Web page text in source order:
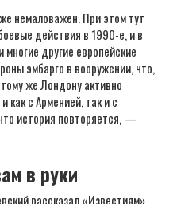
немаловажен. При этом тут
действия в 1990-е, и в
другие европейские
эмбарго в вооружении, что,
же Лондону активно
как с Арменией, так и с
история повторяется, —
в руки
рассказал «Известиям»,